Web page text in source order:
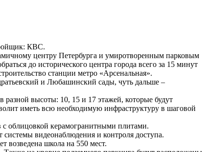
КВС.
центру Петербурга и умиротворенным парковым
до исторического центра города всего за 15 минут
станции метро «Арсенальная».
и Любашинский сады, чуть дальше –
высоты: 10, 15 и 17 этажей, которые будут
иметь всю необходимую инфраструктуру в шаговой
облицовкой керамогранитными плитами.
видеонаблюдения и контроля доступа.
возведена школа на 550 мест.